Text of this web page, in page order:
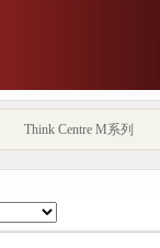
Think Centre M系列